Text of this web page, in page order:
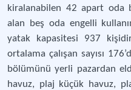
kiralanabilen 42 apart oda
alan beş oda engelli
yatak kapasitesi 937
ortalama çalışan sayısı
bölümünü yerli pazardan
havuz, plaj küçük havuz,